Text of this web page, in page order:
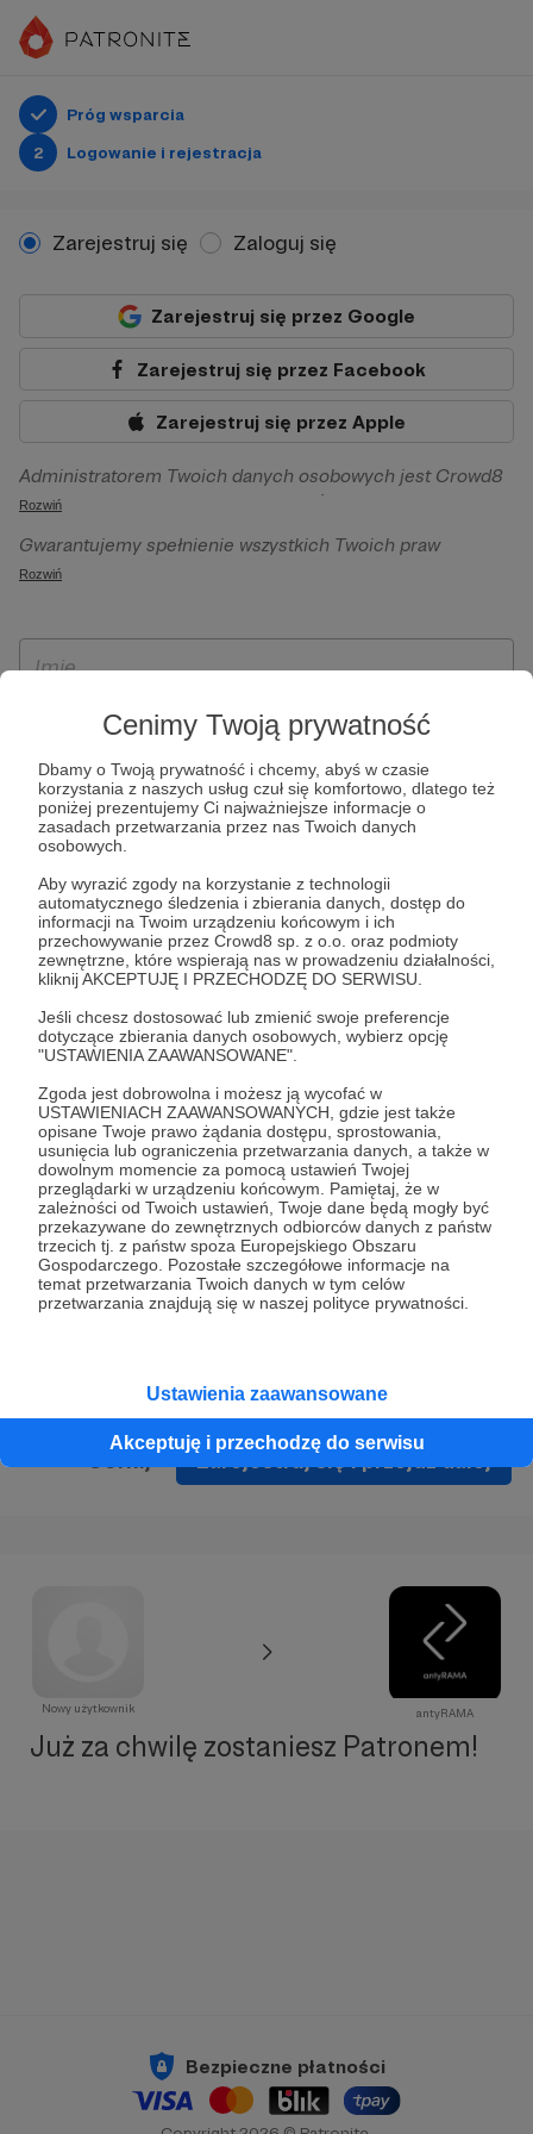
Cenimy Twoją prywatność
Dbamy o Twoją prywatność i chcemy, abyś w czasie
korzystania z naszych usług czuł się komfortowo, dlatego też
poniżej prezentujemy Ci najważniejsze informacje o
zasadach przetwarzania przez nas Twoich danych
osobowych.
Aby wyrazić zgody na korzystanie z technologii
automatycznego śledzenia i zbierania danych, dostęp do
informacji na Twoim urządzeniu końcowym i ich
przechowywanie przez Crowd8 sp. z o.o. oraz podmioty
zewnętrzne, które wspierają nas w prowadzeniu działalności,
kliknij AKCEPTUJĘ I PRZECHODZĘ DO SERWISU.
Jeśli chcesz dostosować lub zmienić swoje preferencje
dotyczące zbierania danych osobowych, wybierz opcję
"USTAWIENIA ZAAWANSOWANE".
Zgoda jest dobrowolna i możesz ją wycofać w
USTAWIENIACH ZAAWANSOWANYCH, gdzie jest także
opisane Twoje prawo żądania dostępu, sprostowania,
usunięcia lub ograniczenia przetwarzania danych, a także w
dowolnym momencie za pomocą ustawień Twojej
przeglądarki w urządzeniu końcowym. Pamiętaj, że w
zależności od Twoich ustawień, Twoje dane będą mogły być
przekazywane do zewnętrznych odbiorców danych z państw
trzecich tj. z państw spoza Europejskiego Obszaru
Gospodarczego. Pozostałe szczegółowe informacje na
temat przetwarzania Twoich danych w tym celów
przetwarzania znajdują się w naszej polityce prywatności.
Ustawienia zaawansowane
Akceptuję i przechodzę do serwisu
Próg wsparcia
2
Logowanie i rejestracja
Zarejestruj się Zaloguj się
Zarejestruj się przez Google
Zarejestruj się przez Facebook
Zarejestruj się przez Apple
Administratorem Twoich danych osobowych jest Crowd8
sp. z o.o. z siedziba w Warszawie, ul. Żwirki i Wigury 16, 02-
092 Warszawa. Twoje dane osobowe będą przetwarzane w
szczególności w celu wykonania umowy zawartej z Tobą, w
Patronite.pl, w tym możliwości dokonywania oraz
otrzymywania wsparcia na naszej platformie oraz
Rozwiń
Gwarantujemy spełnienie wszystkich Twoich praw
wynikających z ogólnego rozporządzenia o ochronie
ich przenoszenia, niepodlegania zautomatyzowanemu
wyrażenia sprzeciwu wobec przetwarzania Twoich danych
osobowych. Rejestracja dla osób niepełnoletnich możliwa
jest po przekazaniu podpisanego formularza "Zgodna na
założenie konta przez osobę niepełnoletnią", formularz
dostępny jest na stronie regulaminu Patronite.pl.
Rozwiń
* Zapoznałem się i akceptujęRegulaminserwisu oraz
* Wyrażam zgodę na przetwarzanie moich danych
osobowych podanych w formularzu rejestracyjnym w celu
prawidłowego świadczenia usług serwisu Patronite.
Wyrażam zgodę na otrzymywanie drogą elektroniczną
informacji handlowych - newslettera. Opcja ta może zostać
zmieniona w ustawieniach konta.
Zarejestruj się i przejdź dalej
Nowy użytkownik antyRAMA
Już za chwilę zostaniesz Patronem!
Bezpieczne płatności